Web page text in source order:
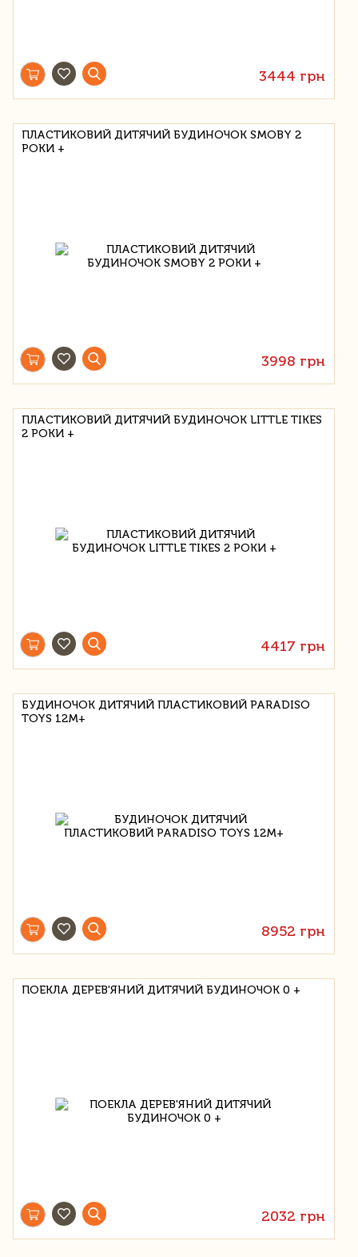
3444 грн
ПЛАСТИКОВИЙ ДИТЯЧИЙ БУДИНОЧОК SMOBY 2
РОКИ +
3998 грн
ПЛАСТИКОВИЙ ДИТЯЧИЙ БУДИНОЧОК LITTLE TIKES
2 РОКИ +
4417 грн
БУДИНОЧОК ДИТЯЧИЙ ПЛАСТИКОВИЙ PARADISO
TOYS 12М+
8952 грн
ПОЕКЛА ДЕРЕВ'ЯНИЙ ДИТЯЧИЙ БУДИНОЧОК 0 +
2032 грн